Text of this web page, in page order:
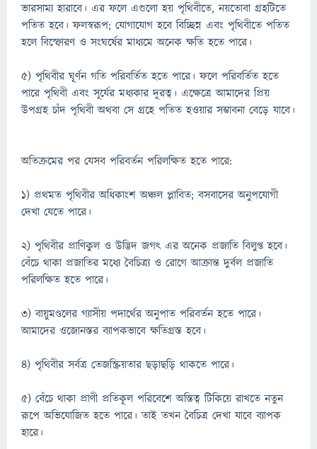
ভারসাম্য হারাবে। এর ফলে এগুলো হয় পৃথিবীতে, নয়তোবা গ্রহটিতে
পতিত হবে। ফলস্বরূপ; যোগাযোগ হবে বিচ্ছিন্ন এবং পৃথিবীতে পতিত
হলে বিস্ফোরণ ও সংঘর্ষের মাধ্যমে অনেক ক্ষতি হতে পারে।
৫) পৃথিবীর ঘূর্ণন গতি পরিবর্তিত হতে পারে। ফলে পরিবর্তিত হতে
পারে পৃথিবী এবং সূর্যের মধ্যকার দূরত্ব। এক্ষেত্রে আমাদের প্রিয়
উপগ্রহ চাঁদ পৃথিবী অথবা সে গ্রহে পতিত হওয়ার সম্ভাবনা বেড়ে যাবে।
অতিক্রমের পর যেসব পরিবর্তন পরিলক্ষিত হতে পারে:
১) প্রথমত পৃথিবীর অধিকাংশ অঞ্চল প্লাবিত; বসবাসের অনুপযোগী
দেখা যেতে পারে।
২) পৃথিবীর প্রাণিকুল ও উদ্ভিদ জগৎ এর অনেক প্রজাতি বিলুপ্ত হবে।
বেঁচে থাকা প্রজাতির মধ্যে বৈচিত্র্য ও রোগে আক্রান্ত দুর্বল প্রজাতি
পরিলক্ষিত হতে পারে।
৩) বায়ুমণ্ডলের গ্যাসীয় পদার্থের অনুপাত পরিবর্তন হতে পারে।
আমাদের ওজোনস্তর ব্যাপকভাবে ক্ষতিগ্রস্ত হবে।
৪) পৃথিবীর সর্বত্র তেজস্ক্রিয়তার ছড়াছড়ি থাকতে পারে।
৫) বেঁচে থাকা প্রাণী প্রতিকূল পরিবেশে অস্তিত্ব টিকিয়ে রাখতে নতুন
রূপে অভিযোজিত হতে পারে। তাই তখন বৈচিত্র দেখা যাবে ব্যাপক
হারে।